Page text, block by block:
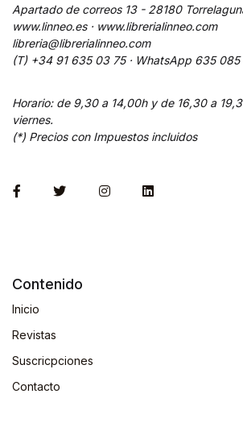
Apartado de correos 13 - 28180
www.linneo.es · www.librerialinneo.com
libreria@librerialinneo.com
(T) +34 91 635 03 75 · WhatsApp 635 085
Horario: de 9,30 a 14,00h y de 16,30 a
viernes.
(*) Precios con Impuestos incluidos
Contenido
Inicio
Revistas
Suscricpciones
Contacto